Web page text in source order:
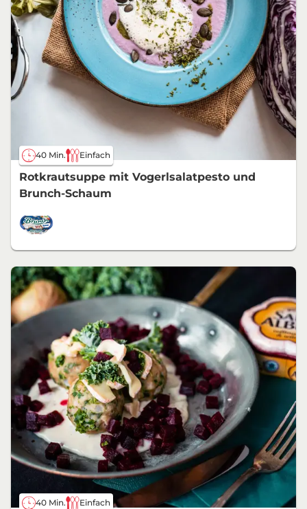
40 Min. Einfach
Rotkrautsuppe mit Vogerlsalatpesto und
Brunch-Schaum
40 Min. Einfach